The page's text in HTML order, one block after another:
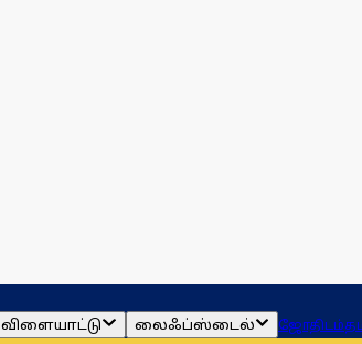
விளையாட்டு லைஃப்ஸ்டைல் ஜோதிடம்